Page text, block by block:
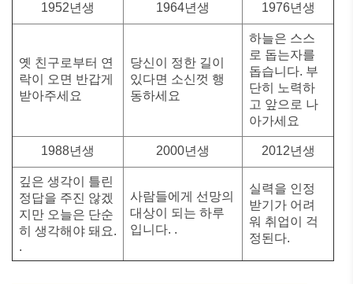
1952년생 1964년생 1976년생
옛 친구로부터 연
락이 오면 반갑게
받아주세요
당신이 정한 길이
있다면 소신껏 행
동하세요
하늘은 스스
로 돕는자를
돕습니다. 부
단히 노력하
고 앞으로 나
아가세요
1988년생 2000년생 2012년생
깊은 생각이 틀린
정답을 주진 않겠
지만 오늘은 단순
히 생각해야 돼요.
.
사람들에게 선망의
대상이 되는 하루
입니다. .
실력을 인정
받기가 어려
워 취업이 걱
정된다.